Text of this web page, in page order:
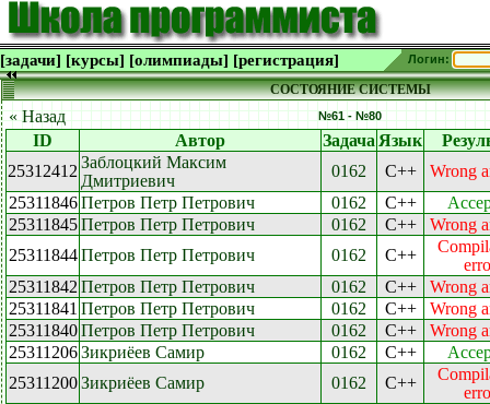
[задачи] [курсы] [олимпиады] [регистрация] Логин:
СОСТОЯНИЕ СИСТЕМЫ
« Назад №61 - №80
ID Автор Задача Язык
25312412 Заблоцкий Максим
Дмитриевич
0162 C++
Wrong
25311846 Петров Петр Петрович 0162 C++
25311845 Петров Петр Петрович 0162 C++
Wrong
25311844 Петров Петр Петрович 0162 C++
25311842 Петров Петр Петрович 0162 C++
Wrong
25311841 Петров Петр Петрович 0162 C++
Wrong
25311840 Петров Петр Петрович 0162 C++
Wrong
25311206 Зикриёев Самир 0162 C++
25311200 Зикриёев Самир 0162 C++